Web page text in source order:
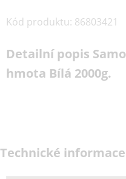
Kód produktu: 86803421
Detailní popis
hmota Bílá 2000g.
Technické informace